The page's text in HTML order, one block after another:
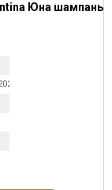
Юна шампань